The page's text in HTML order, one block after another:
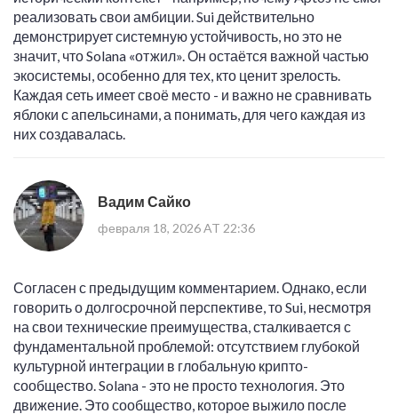
реализовать свои амбиции. Sui действительно
демонстрирует системную устойчивость, но это не
значит, что Solana «отжил». Он остаётся важной частью
экосистемы, особенно для тех, кто ценит зрелость.
Каждая сеть имеет своё место - и важно не сравнивать
яблоки с апельсинами, а понимать, для чего каждая из
них создавалась.
Вадим Сайко
февраля 18, 2026 AT 22:36
Согласен с предыдущим комментарием. Однако, если
говорить о долгосрочной перспективе, то Sui, несмотря
на свои технические преимущества, сталкивается с
фундаментальной проблемой: отсутствием глубокой
культурной интеграции в глобальную крипто-
сообщество. Solana - это не просто технология. Это
движение. Это сообщество, которое выжило после